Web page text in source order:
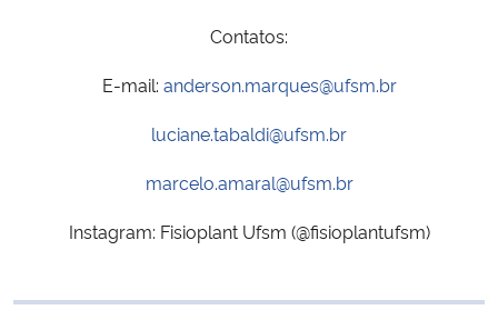
Contatos:
E-mail: anderson.marques@ufsm.br
luciane.tabaldi@ufsm.br
marcelo.amaral@ufsm.br
Instagram: Fisioplant Ufsm (@fisioplantufsm)